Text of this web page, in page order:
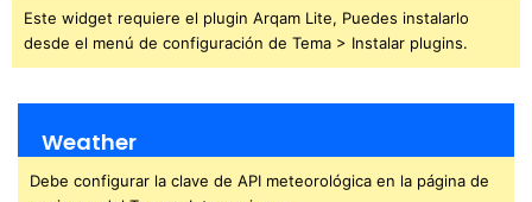
Este widget requiere el plugin Arqam Lite, Puedes instalarlo
desde el menú de configuración de Tema > Instalar plugins.
Weather
Debe configurar la clave de API meteorológica en la página de